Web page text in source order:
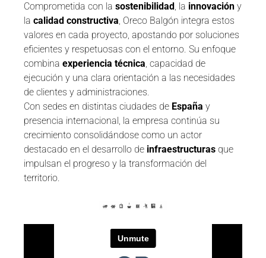
Comprometida con la sostenibilidad , la innovación y
la calidad constructiva, Oreco Balgón integra estos
valores en cada proyecto, apostando por soluciones
eficientes y respetuosas con el entorno. Su enfoque
combina experiencia técnica, capacidad de
ejecución y una clara orientación a las necesidades
de clientes y administraciones.
Con sedes en distintas ciudades de España y
presencia internacional, la empresa continúa su
crecimiento consolidándose como un actor
destacado en el desarrollo de infraestructuras que
impulsan el progreso y la transformación del
territorio.